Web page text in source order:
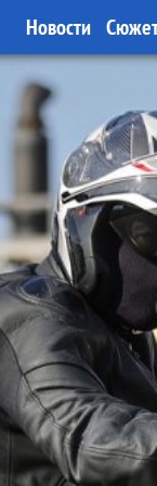
Новости